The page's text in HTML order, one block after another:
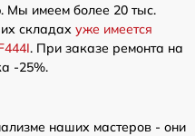
Мы имеем более 20 тыс.
складах уже имеется
. При заказе ремонта на
-25%.
наших мастеров - они